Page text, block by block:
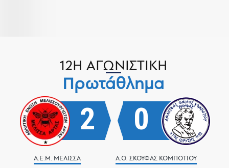
12Η ΑΓΩΝΙΣΤΙΚΉ
Πρωτάθλημα
2
Α.Ε.Μ. ΜΈΛΙΣΣΑ
0
Α.Ο. ΣΚΟΥΦΆΣ ΚΟΜΠΟΤΊΟΥ